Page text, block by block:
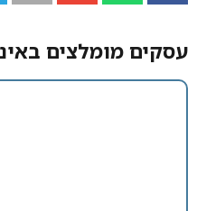
עסקים מומלצים